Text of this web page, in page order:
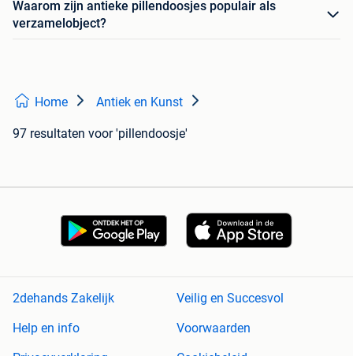
Waarom zijn antieke pillendoosjes populair als
verzamelobject?
Home Antiek en Kunst
97 resultaten voor 'pillendoosje'
2dehands Zakelijk
Veilig en Succesvol
Help en info
Voorwaarden